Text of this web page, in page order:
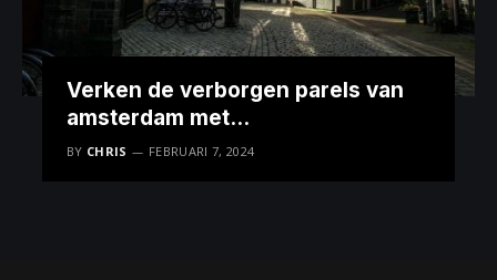
Verken de verborgen parels van
amsterdam met
amsterdamtourguide.nl
BY CHRIS FEBRUARI 7, 2024